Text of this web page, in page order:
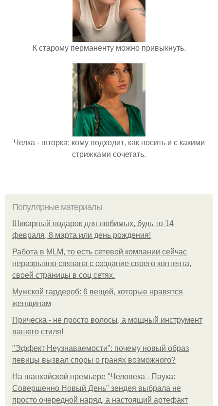
К старому перманенту можно привыкнуть.
Челка - шторка: кому подходит, как носить и с какими
стрижками сочетать.
Популярные материалы
Шикарный подарок для любимых, будь то 14
февраля, 8 марта или день рождения!
Работа в MLM, то есть сетевой компании сейчас
неразрывно связана с создание своего контента,
своей страницы в соц сетях.
Мужской гардероб: 6 вещей, которые нравятся
женщинам
Прическа - не просто волосы, а мощный инструмент
вашего стиля!
"Эффект Неузнаваемости": почему новый образ
певицы вызвал споры о гранях возможного?
На шанхайской премьере "Человека - Паука:
Совершенно Новый День" зендея выбрала не
просто очередной наряд, а настоящий артефакт